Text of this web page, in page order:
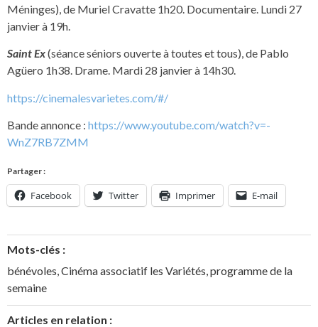
Méninges), de Muriel Cravatte 1h20. Documentaire. Lundi 27
janvier à 19h.
Saint Ex(séance séniors ouverte à toutes et tous), de Pablo
Agüero 1h38. Drame. Mardi 28 janvier à 14h30.
https://cinemalesvarietes.com/#/
Bande annonce : https://www.youtube.com/watch?v=-
WnZ7RB7ZMM
Partager :
Facebook Twitter Imprimer E-mail
Mots-clés :
bénévoles Cinéma associatif les Variétés programme de la
semaine
Articles en relation :